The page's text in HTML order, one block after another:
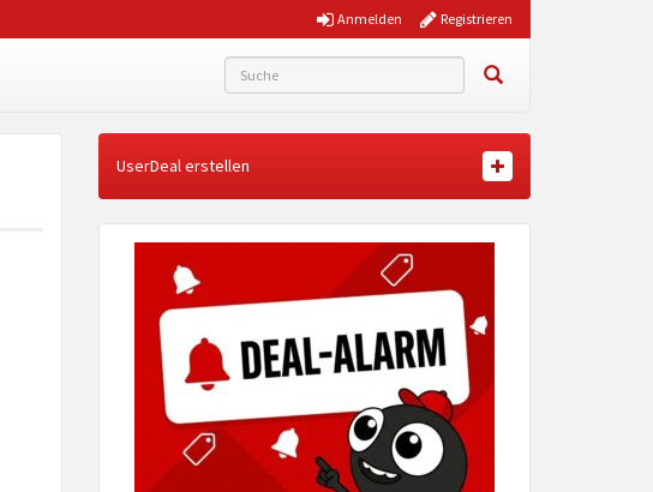
Registrieren
Anmelden
UserDeal erstellen